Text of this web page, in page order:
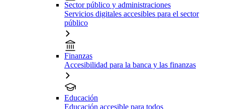
Sector público y administraciones
Servicios digitales accesibles para el sector
público
Finanzas
Accesibilidad para la banca y las finanzas
Educación
Educación accesible para todos